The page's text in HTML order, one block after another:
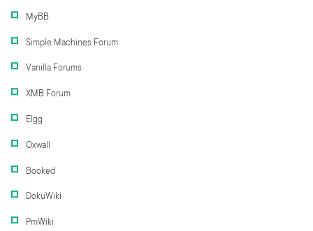
MyBB
Simple Machines Forum
Vanilla Forums
XMB Forum
Elgg
Oxwall
Booked
DokuWiki
PmWiki